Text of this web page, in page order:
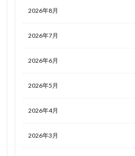
2026年8月
2026年7月
2026年6月
2026年5月
2026年4月
2026年3月